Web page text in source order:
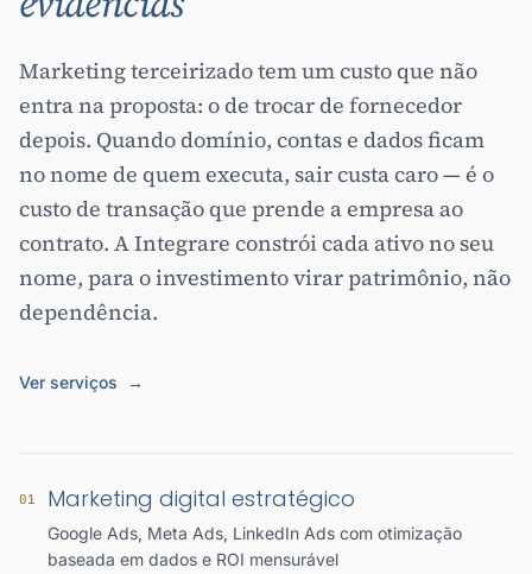
Marketing terceirizado tem um custo que não
entra na proposta: o de trocar de fornecedor
depois. Quando domínio, contas e dados ficam
no nome de quem executa, sair custa caro — é o
custo de transação que prende a empresa ao
contrato. A Integrare constrói cada ativo no seu
nome, para o investimento virar patrimônio, não
dependência.
Ver serviços →
01 Marketing digital estratégico
Google Ads, Meta Ads, LinkedIn Ads com otimização
baseada em dados e ROI mensurável